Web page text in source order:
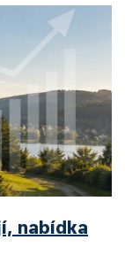
nabídka